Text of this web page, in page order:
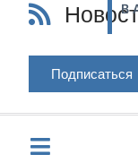
В
Подписаться